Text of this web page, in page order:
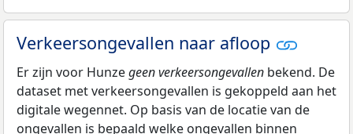
Verkeersongevallen naar afloop
Er zijn voor Hunzegeen verkeersongevallen bekend. De
dataset met verkeersongevallen is gekoppeld aan het
digitale wegennet. Op basis van de locatie van de
ongevallen is bepaald welke ongevallen binnen